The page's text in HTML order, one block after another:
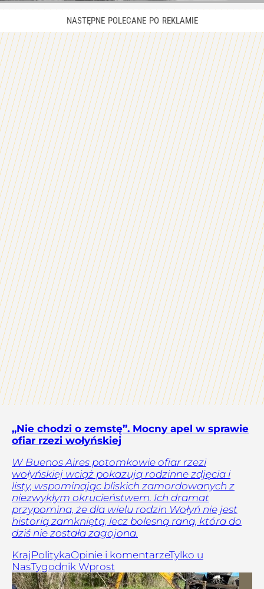
„Nie chodzi o zemstę”. Mocny apel w sprawie
ofiar rzezi wołyńskiej
W Buenos Aires potomkowie ofiar rzezi
wołyńskiej wciąż pokazują rodzinne zdjęcia i
listy, wspominając bliskich zamordowanych z
niezwykłym okrucieństwem. Ich dramat
przypomina, że dla wielu rodzin Wołyń nie jest
historią zamkniętą, lecz bolesną raną, która do
dziś nie została zagojona.
Kraj PolitykaOpinie i komentarzeTylko u
NasTygodnik Wprost